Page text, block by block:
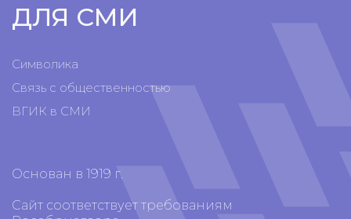
ДЛЯ СМИ
Символика
Связь с общественностью
ВГИК в СМИ
Основан в 1919 г.
Сайт соответствует требованиям